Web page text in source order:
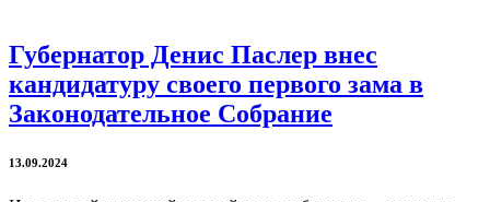
Губернатор Денис Паслер внес
кандидатуру своего первого зама в
Законодательное Собрание
13.09.2024